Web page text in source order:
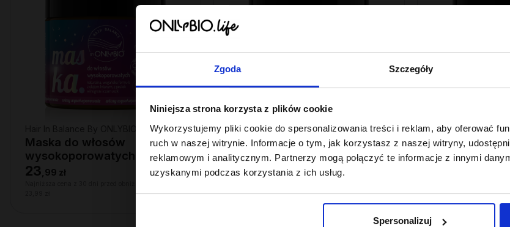
Zgoda Szczegóły
Niniejsza strona korzysta z plików cookie
Wykorzystujemy pliki cookie do spersonalizowania treści i reklam, aby oferować
ruch w naszej witrynie. Informacje o tym, jak korzystasz z naszej witryny,
reklamowym i analitycznym. Partnerzy mogą połączyć te informacje z innymi
uzyskanymi podczas korzystania z ich usług.
Spersonalizuj
Maska do włosów
wysokoporowatych 400 ml
23 99 zł
Hair In Balance By ONLYBIO
Maska do włosów
średnioporowatych 400 ml
23,99 zł
23,99 zł
Hair In Balance By
Maska do
6,69 zł